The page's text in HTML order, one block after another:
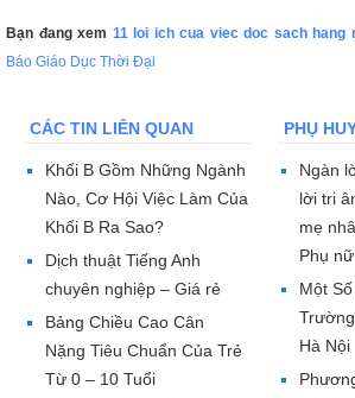
Bạn đang xem 11 loi ich cua viec doc sach hang
Báo Giáo Dục Thời Đại
CÁC TIN LIÊN QUAN
Khối B Gồm Những Ngành
Nào, Cơ Hội Việc Làm Của
Khối B Ra Sao?
Dịch thuật Tiếng Anh
chuyên nghiệp – Giá rẻ
Bảng Chiều Cao Cân
Nặng Tiêu Chuẩn Của Trẻ
Từ 0 – 10 Tuổi
PHỤ
Ngàn
lời tri
mẹ
Phụ nữ
Một
Hà Nội